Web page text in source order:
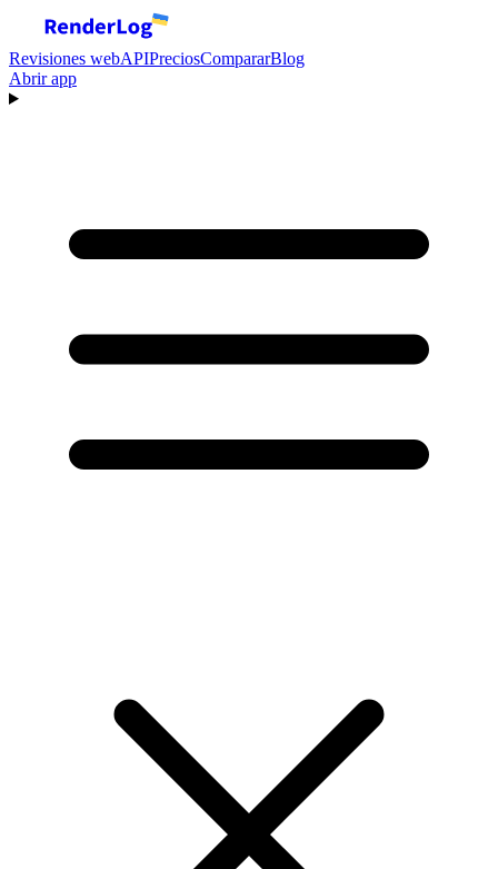
Revisiones webAPIPreciosCompararBlog
Abrir app